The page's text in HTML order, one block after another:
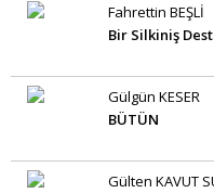
Fahrettin BEŞLİ
Bir Silkiniş
Gülgün KESER
BÜTÜN
Gülten KAVUT